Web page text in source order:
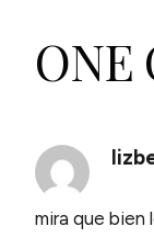
ONE
mira que bien